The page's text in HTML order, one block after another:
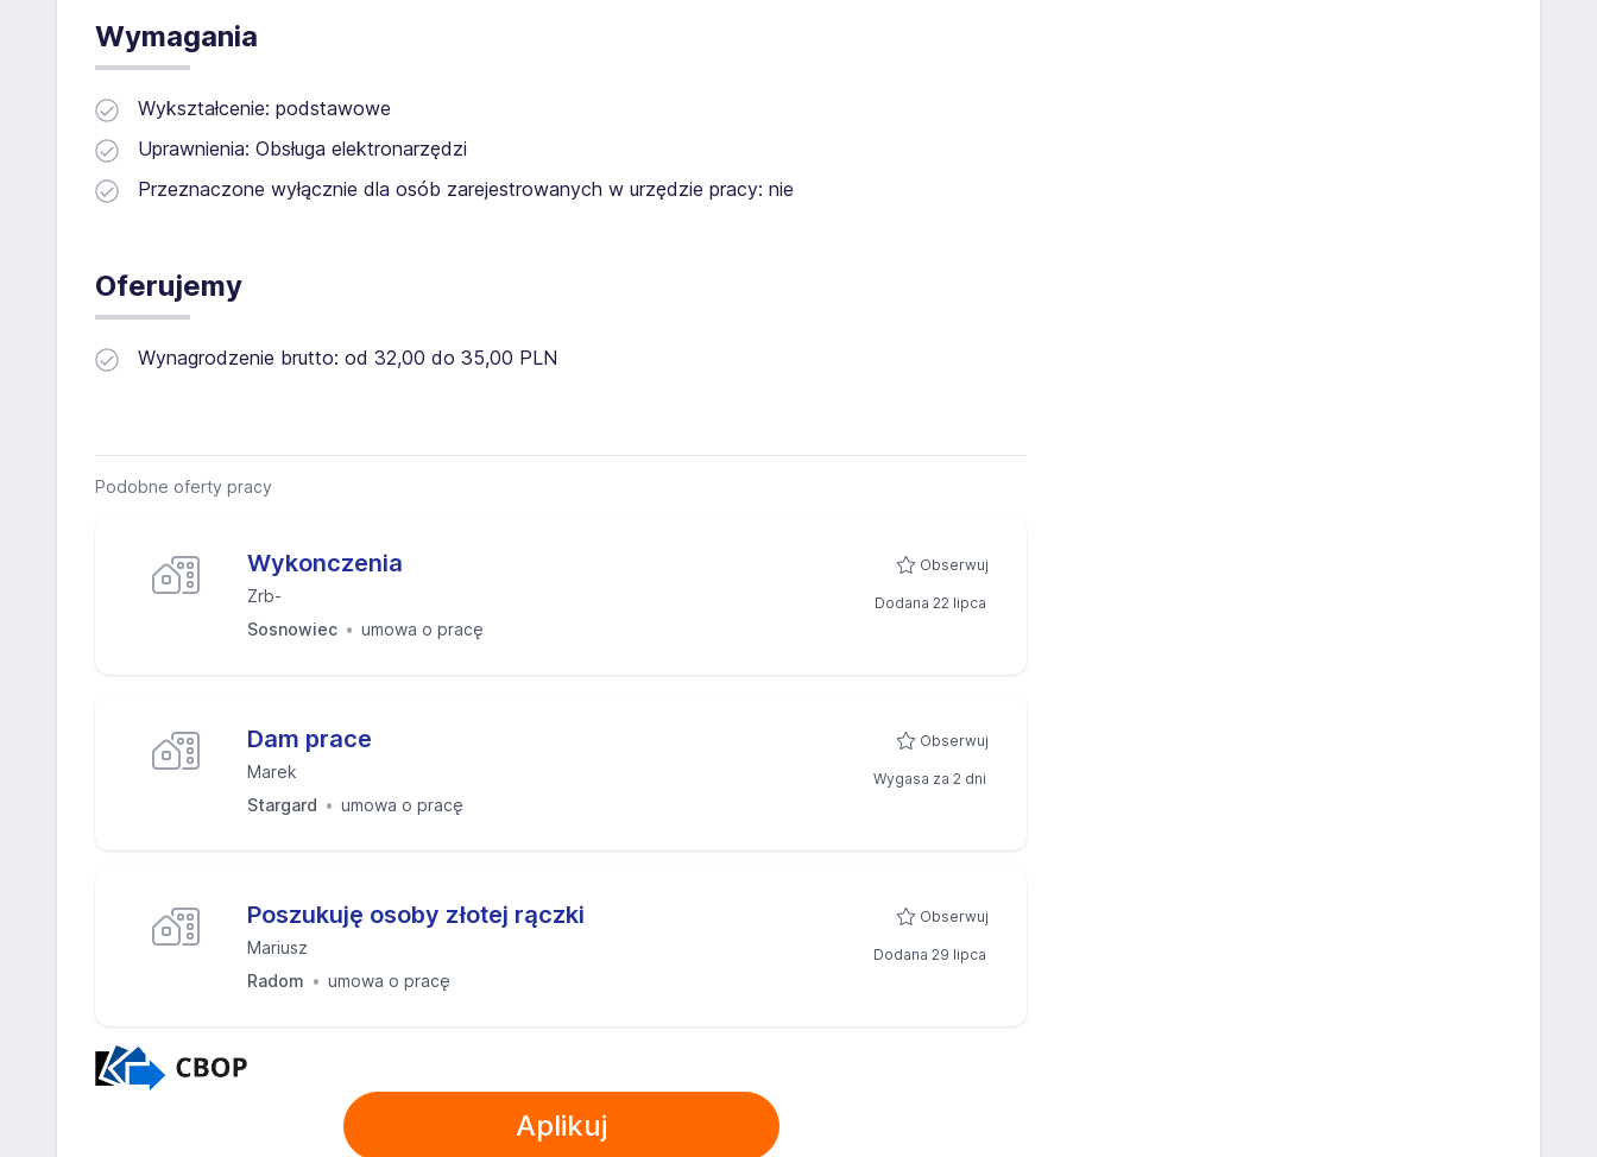
Wymagania
Wykształcenie: podstawowe
Uprawnienia: Obsługa elektronarzędzi
Przeznaczone wyłącznie dla osób zarejestrowanych w urzędzie pracy: nie
Oferujemy
Wynagrodzenie brutto: od 32,00 do 35,00 PLN
Podobne oferty pracy
Wykonczenia
Zrb-
Sosnowiec
umowa o pracę
Obserwuj
Dodana 22 lipca
Dam prace
Marek
Stargard
umowa o pracę
Obserwuj
Wygasa za 2 dni
Poszukuję osoby złotej rączki
Mariusz
Radom
umowa o pracę
Obserwuj
Dodana 29 lipca
Aplikuj